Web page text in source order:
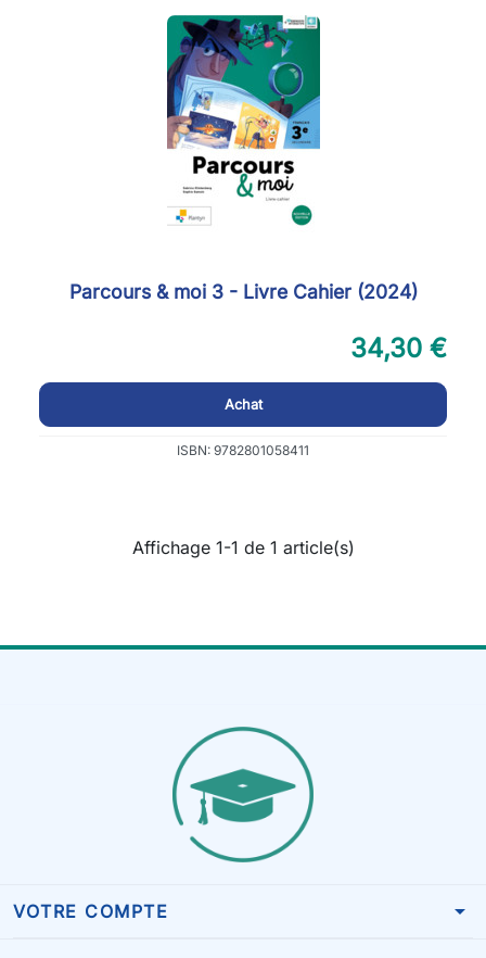
Parcours & moi 3 - Livre Cahier (2024)
34,30 €
Achat
ISBN: 9782801058411
Affichage 1-1 de 1 article(s)
VOTRE COMPTE arrow_drop_down